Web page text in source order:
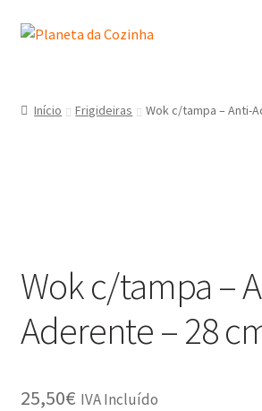
Lista de Desejos
Loja
Início Frigideiras Wok c/tampa – Anti-
Wok c/tampa –
Aderente – 28
25,50€ IVA Incluído